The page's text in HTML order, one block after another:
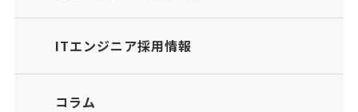
ITエンジニア採用情報
コラム